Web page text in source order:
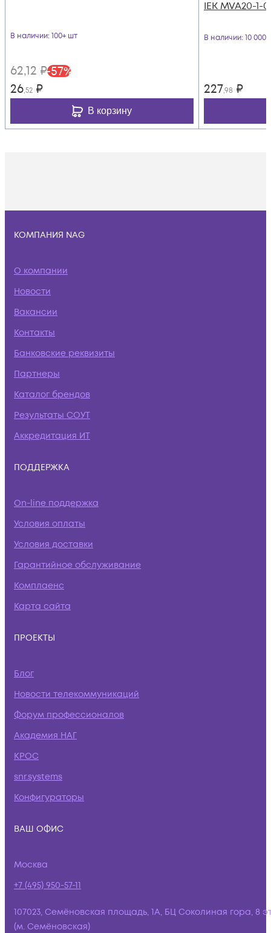
В наличии: 100+ шт
62,12 ₽-57%
26,52 ₽
В корзину
IEK MVA20-1-
В наличии: 10
227,98 ₽
КОМПАНИЯ NAG
О компании
Новости
Вакансии
Контакты
Банковские реквизиты
Партнеры
Каталог брендов
Результаты СОУТ
Аккредитация ИТ
ПОДДЕРЖКА
On-line поддержка
Условия оплаты
Условия доставки
Гарантийное обслуживание
Комплаенс
Карта сайта
ПРОЕКТЫ
Блог
Новости телекоммуникаций
Форум профессионалов
Академия НАГ
КРОС
snr.systems
Конфигураторы
ВАШ ОФИС
Москва
+7 (495) 950-57-11
107023, Семёновская площадь, 1А, БЦ Соколиная гора, 8
(м. Семёновская)